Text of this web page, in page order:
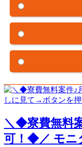
＼◆寮費無料
可！◆／ モニ